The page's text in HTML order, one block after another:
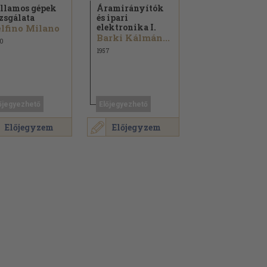
Előjegyzem
gépek
Milano
Előjegyzem
Áramirányítók
és ipari
elektronika I.
Barki Kálmán...
1957